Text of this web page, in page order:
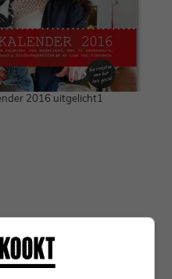
2016 uitgelicht1
Instagram?